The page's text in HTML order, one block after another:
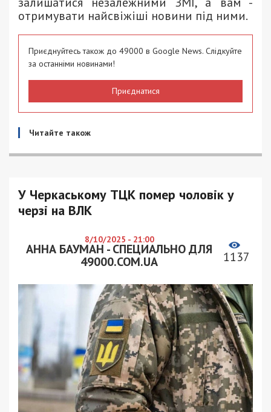
отримувати найсвіжіші новини під ними.
Приєднуйтесь також до 49000 в Google News. Слідкуйте
за останніми новинами!
Приєднатися
Читайте також
У Черкаському ТЦК помер чоловік у
черзі на ВЛК
8/10/2025 - 21:00
АННА БАУМАН - СПЕЦИАЛЬНО ДЛЯ
49000.COM.UA
1137